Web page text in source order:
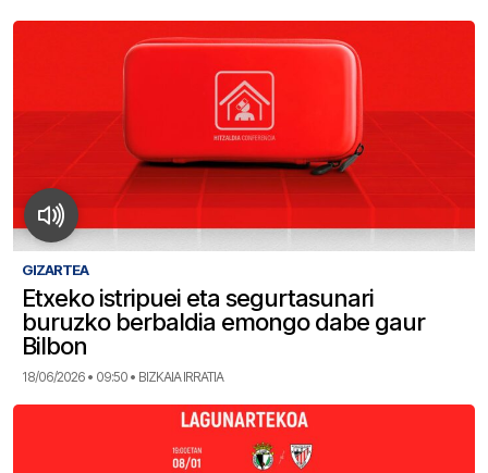
GIZARTEA
Etxeko istripuei eta segurtasunari
buruzko berbaldia emongo dabe gaur
Bilbon
18/06/2026 • 09:50 • BIZKAIA IRRATIA